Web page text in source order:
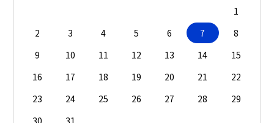
1
2
3 4 5 6 7
8
9
10 11 12 13 14
15
16
17 18 19 20 21
22
23
24 25 26 27 28
29
30
31